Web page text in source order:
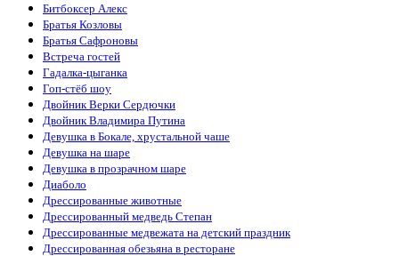
Битбоксер Алекс
Братья Козловы
Братья Сафроновы
Встреча гостей
Гадалка-цыганка
Гоп-стёб шоу
Двойник Верки Сердючки
Двойник Владимира Путина
Девушка в Бокале, хрустальной чаше
Девушка на шаре
Девушка в прозрачном шаре
Диаболо
Дрессированные животные
Дрессированный медведь Степан
Дрессированные медвежата на детский праздник
Дрессированная обезьяна в ресторане